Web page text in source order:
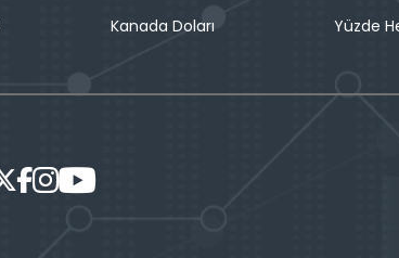
Kanada Doları
Yüzde